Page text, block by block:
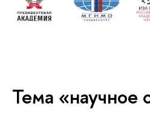
Тема «научное